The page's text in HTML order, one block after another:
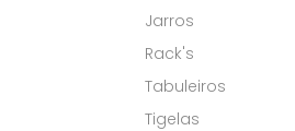
Jarros
Rack's
Tabuleiros
Tigelas